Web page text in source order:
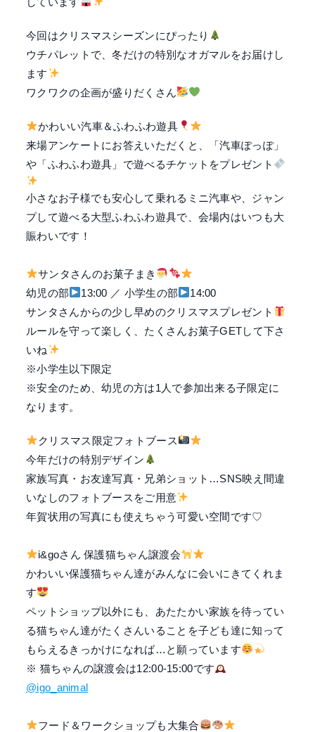
今回はクリスマスシーズンにぴったり
ウチパレットで、冬だけの特別なオガマルをお届けし
ます
ワクワクの企画が盛りだくさん
かわいい汽車＆ふわふわ遊具
来場アンケートにお答えいただくと、
「汽車ぽっぽ」
や「ふわふわ遊具」で遊べるチケットをプレゼント
小さなお子様でも安心して乗れるミニ汽車や、ジャン
プして遊べる大型ふわふわ遊具で、会場内はいつも大
賑わいです！
サンタさんのお菓子まき
幼児の部
13:00 ／ 小学生の部
14:00
サンタさんからの少し早めのクリスマスプレゼント
ルールを守って楽しく、たくさんお菓子GETして下さ
いね
※小学生以下限定
※安全のため、幼児の方は1人で参加出来る子限定に
なります。
クリスマス限定フォトブース
今年だけの特別デザイン
家族写真・お友達写真・兄弟ショット…SNS映え間違
いなしのフォトブースをご用意
年賀状用の写真にも使えちゃう可愛い空間です♡
i&goさん 保護猫ちゃん譲渡会
かわいい保護猫ちゃん達がみんなに会いにきてくれま
す
ペットショップ以外にも、あたたかい家族を待ってい
る猫ちゃん達がたくさんいることを子ども達に知って
もらえるきっかけになれば…と願っています
※ 猫ちゃんの譲渡会は12:00-15:00です
@igo_animal
フード＆ワークショップも大集合